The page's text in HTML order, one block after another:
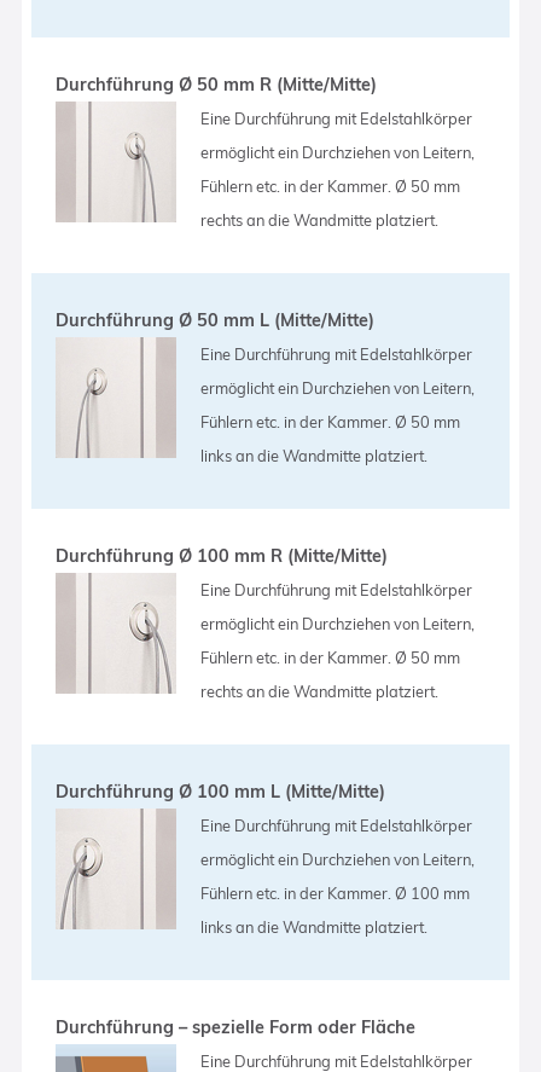
Durchführung Ø 50 mm R (Mitte/Mitte)
Eine Durchführung mit Edelstahlkörper
ermöglicht ein Durchziehen von Leitern,
Fühlern etc. in der Kammer. Ø 50 mm
rechts an die Wandmitte platziert.
Durchführung Ø 50 mm L (Mitte/Mitte)
Eine Durchführung mit Edelstahlkörper
ermöglicht ein Durchziehen von Leitern,
Fühlern etc. in der Kammer. Ø 50 mm
links an die Wandmitte platziert.
Durchführung Ø 100 mm R (Mitte/Mitte)
Eine Durchführung mit Edelstahlkörper
ermöglicht ein Durchziehen von Leitern,
Fühlern etc. in der Kammer. Ø 50 mm
rechts an die Wandmitte platziert.
Durchführung Ø 100 mm L (Mitte/Mitte)
Eine Durchführung mit Edelstahlkörper
ermöglicht ein Durchziehen von Leitern,
Fühlern etc. in der Kammer. Ø 100 mm
links an die Wandmitte platziert.
Durchführung – spezielle Form oder Fläche
Eine Durchführung mit Edelstahlkörper